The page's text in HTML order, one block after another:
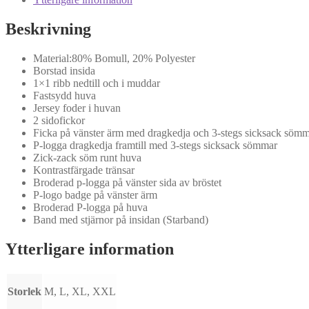
Melange
PP4035
mängd
Beskrivning
Material:80% Bomull, 20% Polyester
Borstad insida
1×1 ribb nedtill och i muddar
Fastsydd huva
Jersey foder i huvan
2 sidofickor
Ficka på vänster ärm med dragkedja och 3-stegs sicksack
P-logga dragkedja framtill med 3-stegs sicksack sömmar
Zick-zack söm runt huva
Kontrastfärgade tränsar
Broderad p-logga på vänster sida av bröstet
P-logo badge på vänster ärm
Broderad P-logga på huva
Band med stjärnor på insidan (Starband)
Ytterligare information
Storlek M, L, XL, XXL